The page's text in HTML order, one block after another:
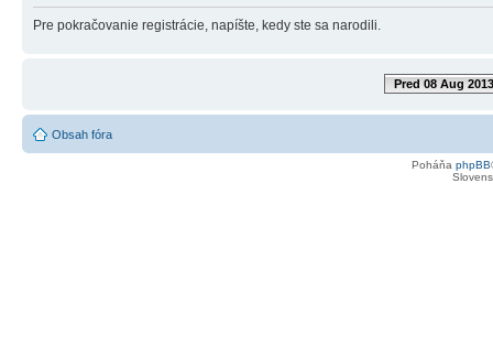
Pre pokračovanie registrácie, napíšte, kedy ste sa narodili.
Pred 08 Aug 2013
Obsah fóra
Poháňa phpBB